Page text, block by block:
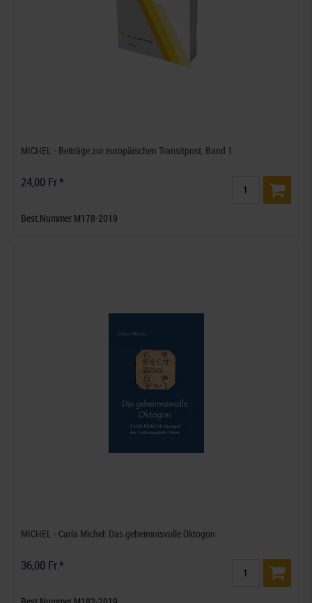
MICHEL - Beiträge zur europäischen Transitpost, Band 1
24,00 Fr.*
Best.Nummer M178-2019
MICHEL - Carla Michel: Das geheimnisvolle Oktogon
36,00 Fr.*